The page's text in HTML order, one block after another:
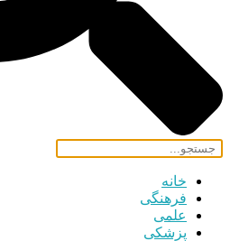
خانه
فرهنگی
علمی
پزشکی